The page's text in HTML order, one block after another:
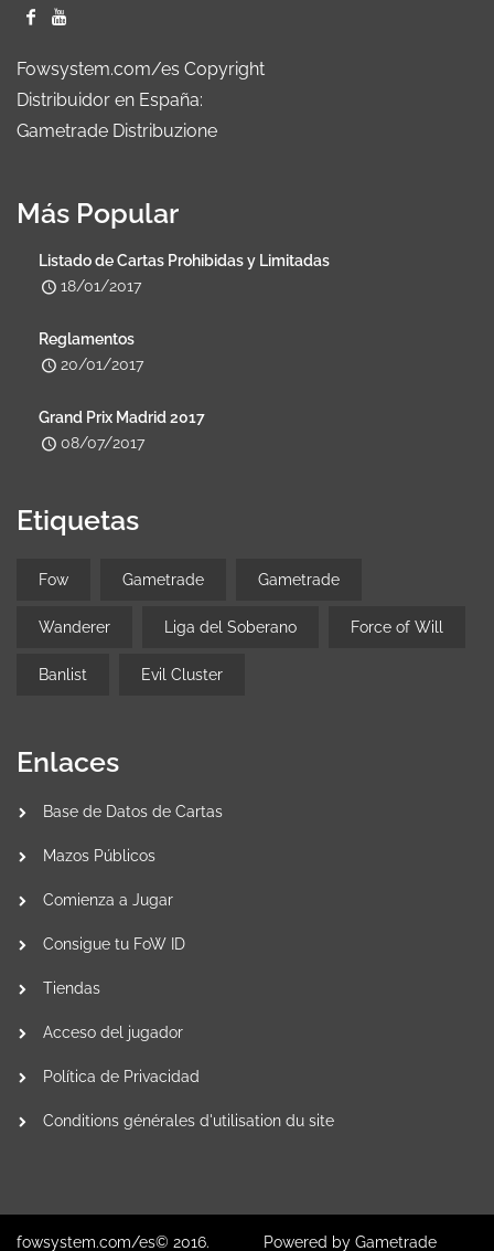
Fowsystem.com/es Copyright
Distribuidor en España:
Gametrade Distribuzione
Más Popular
Listado de Cartas Prohibidas y Limitadas
18/01/2017
Reglamentos
20/01/2017
Grand Prix Madrid 2017
08/07/2017
Etiquetas
Fow Gametrade Gametrade
Wanderer Liga del Soberano Force of Will
Banlist Evil Cluster
Enlaces
Base de Datos de Cartas
Mazos Públicos
Comienza a Jugar
Consigue tu FoW ID
Tiendas
Acceso del jugador
Política de Privacidad
Conditions générales d'utilisation du site
fowsystem.com/es© 2016. Powered by Gametrade